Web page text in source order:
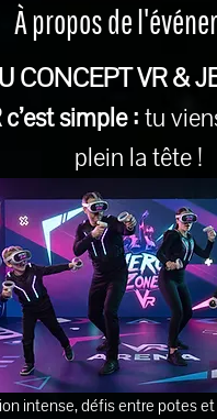
À propos de
CONCEPT VR &
simple : tu
plein la tête !
intense, défis entre potes